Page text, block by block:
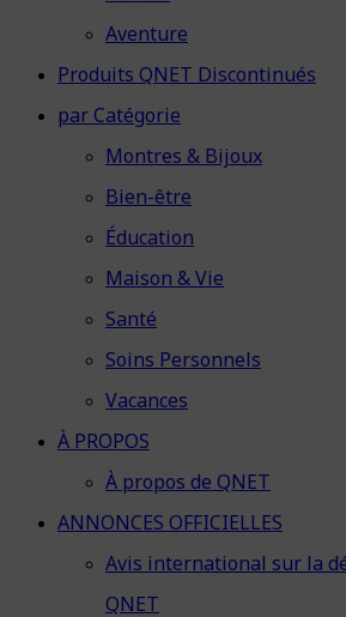
Aventure
Produits QNET Discontinués
par Catégorie
Montres & Bijoux
Bien-être
Éducation
Maison & Vie
Santé
Soins Personnels
Vacances
À PROPOS
À propos de QNET
ANNONCES OFFICIELLES
Avis international sur la
QNET